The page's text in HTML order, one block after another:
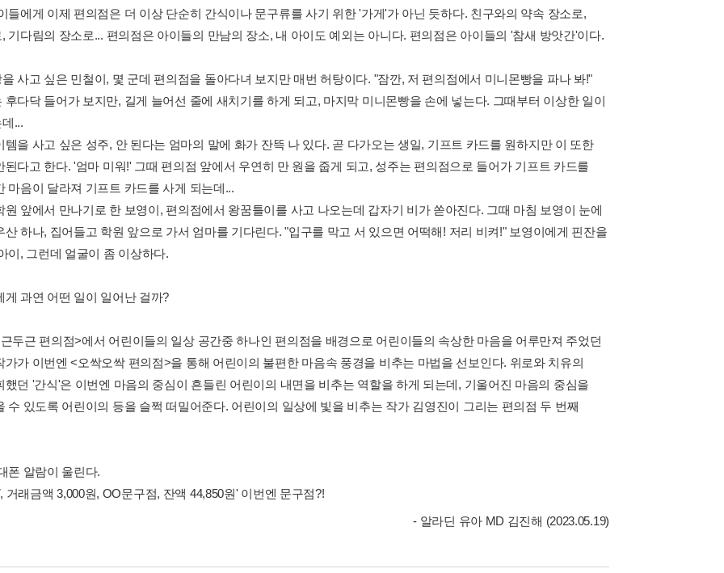
들에게 이제 편의점은 더 이상 단순히 간식이나 문구류를 사기 위한 '가게'가 아닌 듯하다. 친구와의 약속 장소로,
기다림의 장소로... 편의점은 아이들의 만남의 장소, 내 아이도 예외는 아니다. 편의점은 아이들의 '참새 방앗간'이다.
사고 싶은 민철이, 몇 군데 편의점을 돌아다녀 보지만 매번 허탕이다. "잠깐, 저 편의점에서 미니몬빵을 파나 봐!"
후다닥 들어가 보지만, 길게 늘어선 줄에 새치기를 하게 되고, 마지막 미니몬빵을 손에 넣는다. 그때부터 이상한 일이
...
템을 사고 싶은 성주, 안 된다는 엄마의 말에 화가 잔뜩 나 있다. 곧 다가오는 생일, 기프트 카드를 원하지만 이 또한
된다고 한다. '엄마 미워!' 그때 편의점 앞에서 우연히 만 원을 줍게 되고, 성주는 편의점으로 들어가 기프트 카드를
마음이 달라져 기프트 카드를 사게 되는데...
원 앞에서 만나기로 한 보영이, 편의점에서 왕꿈틀이를 사고 나오는데 갑자기 비가 쏟아진다. 그때 마침 보영이 눈에
산 하나, 집어들고 학원 앞으로 가서 엄마를 기다린다. "입구를 막고 서 있으면 어떡해! 저리 비켜!" 보영이에게 핀잔을
이, 그런데 얼굴이 좀 이상하다.
게 과연 어떤 일이 일어난 걸까?
두근 편의점>에서 어린이들의 일상 공간중 하나인 편의점을 배경으로 어린이들의 속상한 마음을 어루만져 주었던
가가 이번엔 <오싹오싹 편의점>을 통해 어린이의 불편한 마음속 풍경을 비추는 마법을 선보인다. 위로와 치유의
했던 '간식'은 이번엔 마음의 중심이 흔들린 어린이의 내면을 비추는 역할을 하게 되는데, 기울어진 마음의 중심을
수 있도록 어린이의 등을 슬쩍 떠밀어준다. 어린이의 일상에 빛을 비추는 작가 김영진이 그리는 편의점 두 번째
폰 알람이 울린다.
거래금액 3,000원, OO문구점, 잔액 44,850원' 이번엔 문구점?!
- 알라딘 유아 MD 김진해 (2023.05.19)